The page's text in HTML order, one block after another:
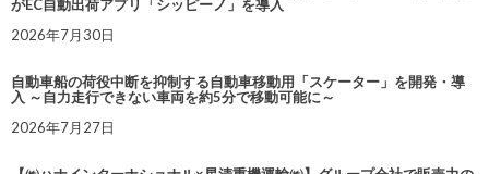
がEC自動出荷アプリ「シッピーノ」を導入
2026年7月30日
自動車船の荷役中断を抑制する自動車移動用「スケーター」を開発・導
入 ～自力走行できない車両を約5分で移動可能に～
2026年7月27日